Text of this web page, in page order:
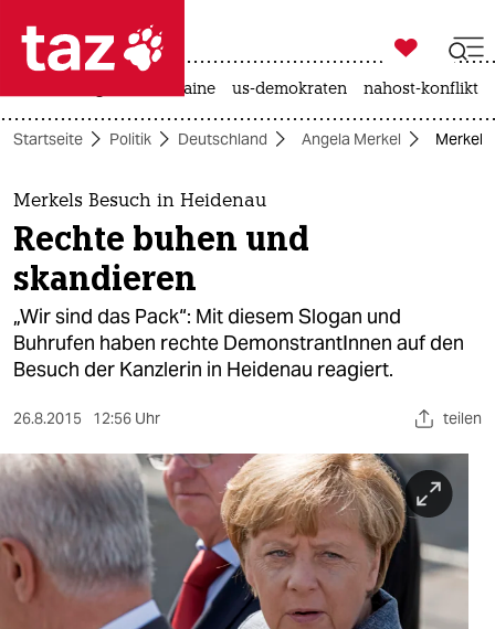
 taz zahl ich
taz zahl ich
themen
politik
öko
gesellschaft
sport
berlin
nord
wahrheit

taz zahl ich
krieg in der ukraine us-demokraten nahost-konflikt
Startseite Politik Deutschland Angela Merkel Merkels
Merkels Besuch in Heidenau
Rechte buhen und
skandieren
„Wir sind das Pack“: Mit diesem Slogan und
Buhrufen haben rechte DemonstrantInnen auf den
Besuch der Kanzlerin in Heidenau reagiert.
26.8.2015 12:56 Uhr teilen